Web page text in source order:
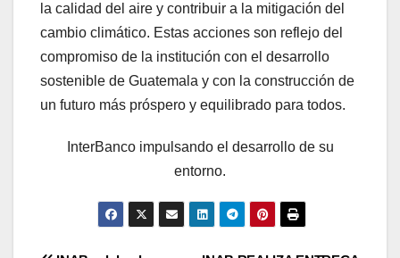
la calidad del aire y contribuir a la mitigación del
cambio climático. Estas acciones son reflejo del
compromiso de la institución con el desarrollo
sostenible de Guatemala y con la construcción de
un futuro más próspero y equilibrado para todos.
InterBanco impulsando el desarrollo de su
entorno.